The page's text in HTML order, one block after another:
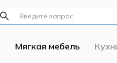
Мягкая мебель